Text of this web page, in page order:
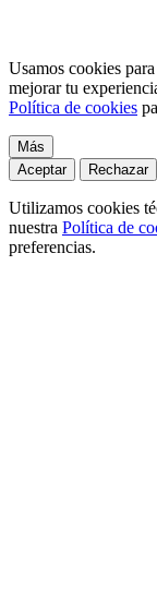
Usamos cookies
mejorar tu
Política de cookies
Más
Aceptar
Rechazar
Utilizamos cookies
nuestra Política de
preferencias.